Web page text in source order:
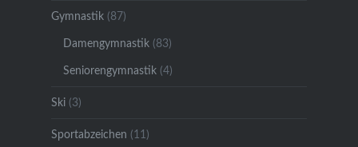
Gymnastik(87)
Damengymnastik(83)
Seniorengymnastik(4)
Ski(3)
Sportabzeichen (11)